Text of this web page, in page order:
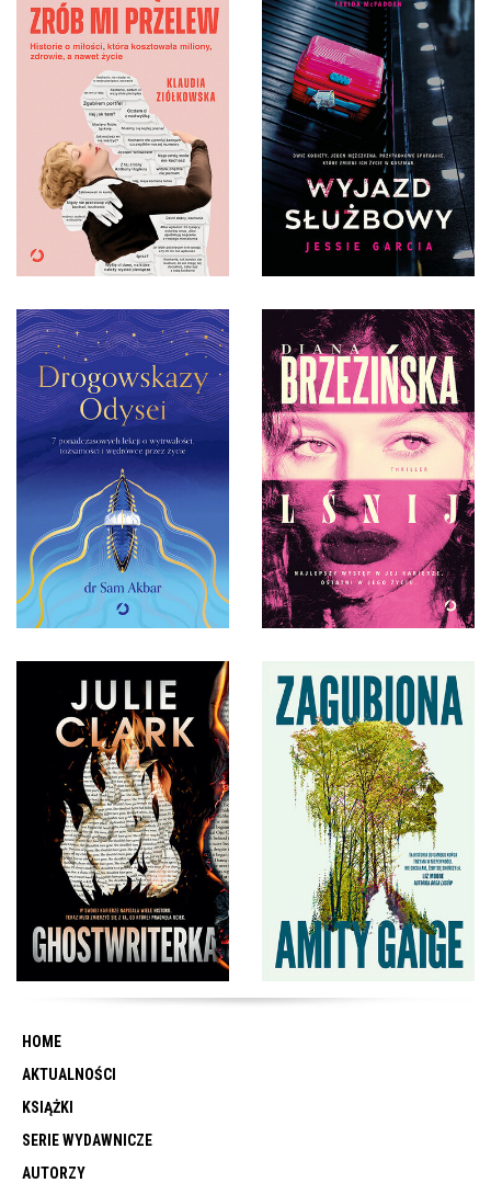
HOME
AKTUALNOŚCI
KSIĄŻKI
SERIE WYDAWNICZE
AUTORZY